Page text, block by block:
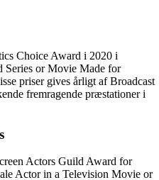
Choice Award i 2020 i
Series or Movie Made for
priser gives årligt af Broadcast
fremragende præstationer i
Actors Guild Award for
Actor in a Television Movie or